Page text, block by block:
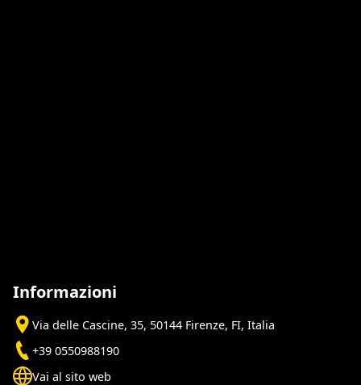
Informazioni
Via delle Cascine, 35, 50144 Firenze, FI, Italia
+39 0550988190
Vai al sito web